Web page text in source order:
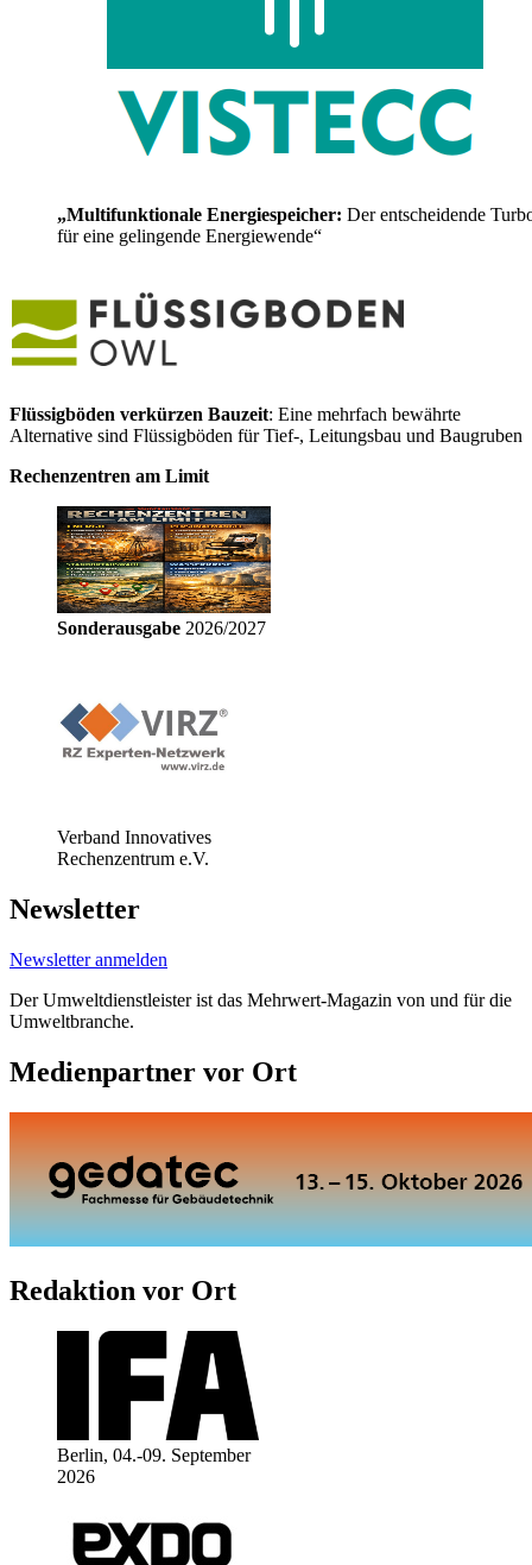
„Multifunktionale Energiespeicher: Der entscheidende
für eine gelingende Energiewende“
Flüssigböden verkürzen Bauzeit: Eine mehrfach bewährte
Alternative sind Flüssigböden für Tief-, Leitungsbau und Baugruben
Rechenzentren am Limit
Sonderausgabe 2026/2027
Verband Innovatives
Rechenzentrum e.V.
Newsletter
Newsletter anmelden
Der Umweltdienstleister ist das Mehrwert-Magazin von und für die
Umweltbranche.
Medienpartner vor Ort
Redaktion vor Ort
Berlin, 04.-09. September
2026